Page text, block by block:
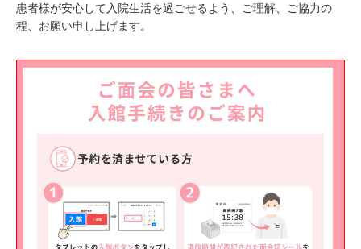
患者様が安心して入院生活を過ごせるよう、ご理解、ご協力の
程、お願い申し上げます。